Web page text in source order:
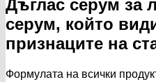
лице
AGE
FOCUS
Дъглас серум за
серум, който
признаците на
Формулата на всички